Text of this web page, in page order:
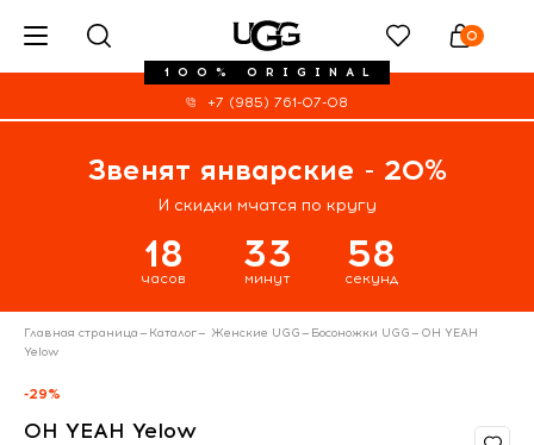
100% ORIGINAL
0
+7 (985) 761-07-08
Звенят январские - 20%
И скидки мчатся по кругу
18
часов
33
минут
58
секунд
Главная страница— Каталог— Женские UGG— Босоножки UGG— OH YEAH
Yelow
-29%
OH YEAH Yelow